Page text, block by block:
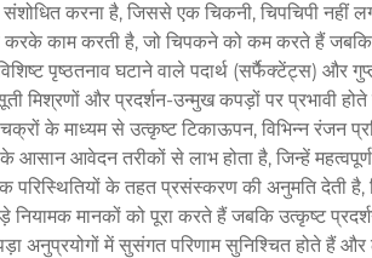
करना है, जिससे एक चिकनी, चिपचिपी नहीं
करके काम करती है, जो चिपकने को कम करते हैं
पृष्ठतनाव घटाने वाले पदार्थ (सर्फैक्टेंट्स) और
मिश्रणों और प्रदर्शन-उन्मुख कपड़ों पर प्रभावी होते
के माध्यम से उत्कृष्ट टिकाऊपन, विभिन्न रंजन
आसान आवेदन तरीकों से लाभ होता है, जिन्हें
परिस्थितियों के तहत प्रसंस्करण की अनुमति देती
मानकों को पूरा करते हैं जबकि उत्कृष्ट
अनुप्रयोगों में सुसंगत परिणाम सुनिश्चित होते हैं